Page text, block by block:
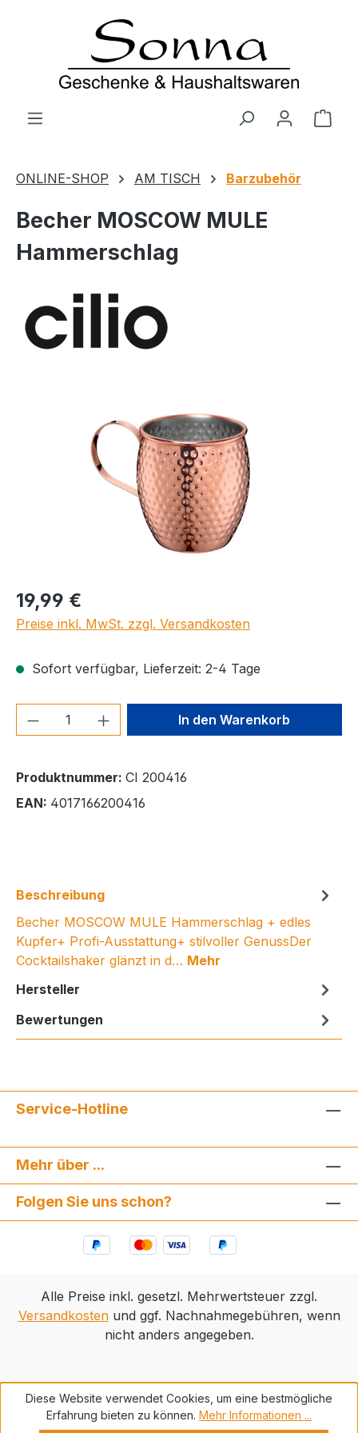
Zum Hauptinhalt springen
ONLINE-SHOP AM TISCH Barzubehör
Becher MOSCOW MULE
Hammerschlag
Regulärer Preis:
19,99 €
Preise inkl. MwSt. zzgl. Versandkosten
Sofort verfügbar, Lieferzeit: 2-4 Tage
Produkt Anzahl: Gib denIn den Warenkorb
Produktnummer: CI 200416
EAN: 4017166200416
Beschreibung
Becher MOSCOW MULE Hammerschlag + edles
Kupfer+ Profi-Ausstattung+ stilvoller GenussDer
Cocktailshaker glänzt in d… Mehr
Hersteller
Bewertungen
Service-Hotline
Mehr über ...
Folgen Sie uns schon?
Alle Preise inkl. gesetzl. Mehrwertsteuer zzgl.
Versandkostenund ggf. Nachnahmegebühren, wenn
nicht anders angegeben.
Diese Website verwendet Cookies, um eine bestmögliche
Erfahrung bieten zu können. Mehr Informationen ...